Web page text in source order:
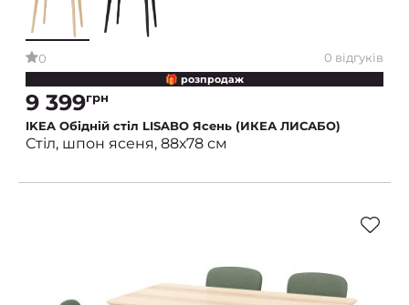
0 0 відгуків
🎁 розпродаж
9 399грн
IKEA Обідній стіл LISABO Ясень (ИКЕА ЛИСАБО)
Стіл, шпон ясеня, 88х78 см